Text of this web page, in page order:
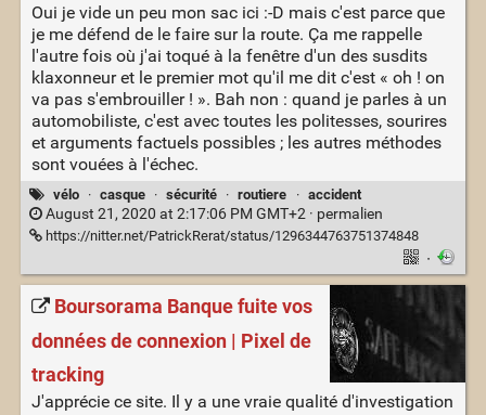
Oui je vide un peu mon sac ici :-D mais c'est parce que
je me défend de le faire sur la route. Ça me rappelle
l'autre fois où j'ai toqué à la fenêtre d'un des susdits
klaxonneur et le premier mot qu'il me dit c'est « oh ! on
va pas s'embrouiller ! ». Bah non : quand je parles à un
automobiliste, c'est avec toutes les politesses, sourires
et arguments factuels possibles ; les autres méthodes
sont vouées à l'échec.
vélo · casque · sécurité · routiere · accident
August 21, 2020 at 2:17:06 PM GMT+2 · permalien
https://nitter.net/PatrickRerat/status/1296344763751374848
·
Boursorama Banque fuite vos
données de connexion | Pixel de
tracking
J'apprécie ce site. Il y a une vraie qualité d'investigation